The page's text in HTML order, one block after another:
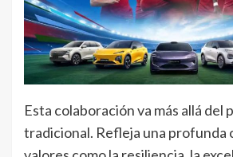
Esta colaboración va más allá del
tradicional. Refleja una profunda